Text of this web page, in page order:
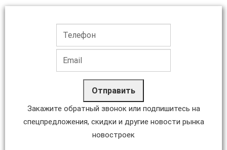
Отправить
Закажите обратный звонок или подпишитесь на
спецпредложения, скидки и другие новости рынка
новостроек